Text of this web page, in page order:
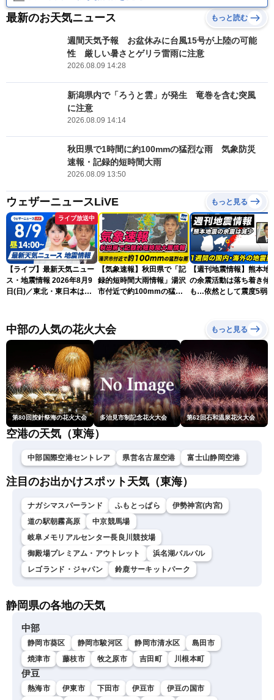
最新のお天気ニュース もっと読む
週間天気予報 お盆休みに台風15号が上陸の可能
性 厳しい暑さとゲリラ雷雨に注意
2026.08.09 14:28
新潟県内で「ろうと雲」が発生 竜巻を含む突風
に注意
2026.08.09 14:14
秋田県で1時間に約100mmの猛烈な雨 気象防災
速報・記録的短時間大雨
2026.08.09 13:50
ウェザーニュースLiVE もっと見る
ライブ放送中
【ライブ】最新天気ニュー
ス・地震情報 2026年8月9
日(日)／東北・東日本は急
小川千奈／芳野達郎〉
【気象速報】秋田県で「記
録的短時間大雨情報」湯沢
市付近で約100mmの猛烈
【週刊地震情報】熊本地
の余震活動は落ち着き傾
も…依然として震度5弱警
中部の人気の花火大会 もっと見る
第80回按針祭海の花火大会 多治見市制記念花火大会 第62回石和温泉花火大会
空港の天気（東海）
中部国際空港セントレア 県営名古屋空港 富士山静岡空港
注目のお出かけスポット天気（東海）
ナガシマスパーランド ふもとっぱら
伊勢神宮(内宮)
道の駅朝霧高原
中京競馬場
岐阜メモリアルセンター長良川競技場
御殿場プレミアム・アウトレット
浜名湖パルパル
レゴランド・ジャパン
鈴鹿サーキットパーク
静岡県の各地の天気
中部
静岡市葵区 静岡市駿河区 静岡市清水区
島田市
焼津市
藤枝市 牧之原市 吉田町 川根本町
伊豆
熱海市 伊東市 下田市 伊豆市 伊豆の国市